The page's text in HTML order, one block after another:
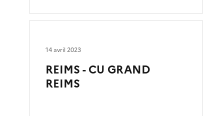
REIMS - CU GRAND
REIMS
14 avril 2023